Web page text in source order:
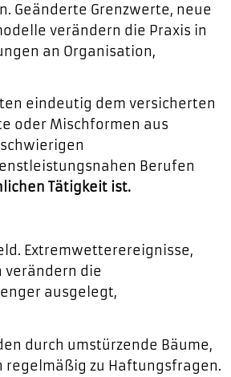
Geänderte Grenzwerte, neue
verändern die Praxis in
an Organisation,
eindeutig dem versicherten
oder Mischformen aus
Berufen
Tätigkeit ist.
Extremwetterereignisse,
verändern die
ausgelegt,
durch umstürzende Bäume,
regelmäßig zu Haftungsfragen.